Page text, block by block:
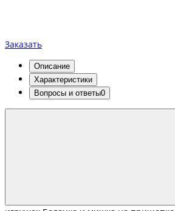
Заказать
Описание
Характеристики
Вопросы и ответы0